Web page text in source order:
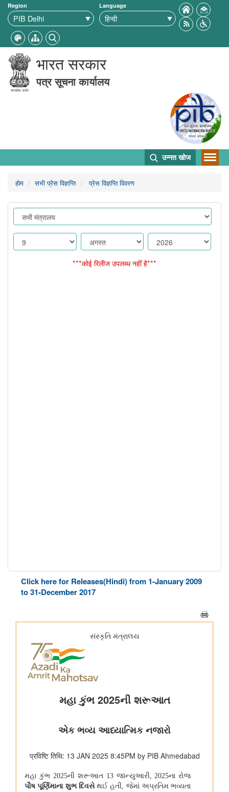
Region Language
भारत सरकार
पत्र सूचना कार्यालय
उन्नत खोज
होम सभी प्रेस विज्ञप्ति प्रेस विज्ञप्ति विवरण
***कोई रिलीज उपलब्ध नहीं है***
Click here for Releases(Hindi) from 1-January 2009
to 31-December 2017